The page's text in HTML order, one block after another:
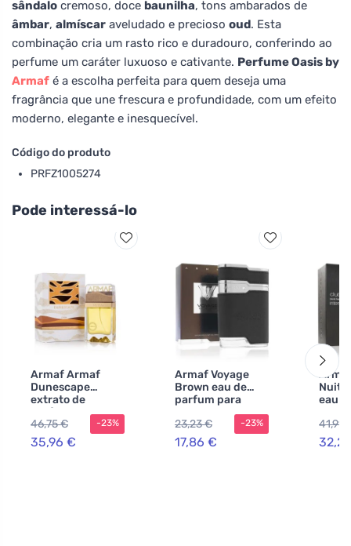
sândalo cremoso, doce baunilha, tons ambarados de
âmbar, almíscar aveludado e precioso oud. Esta
combinação cria um rasto rico e duradouro, conferindo ao
perfume um caráter luxuoso e cativante. Perfume Oasis by
Armaf é a escolha perfeita para quem deseja uma
fragrância que une frescura e profundidade, com um efeito
moderno, elegante e inesquecível.
Código do produto
PRFZ1005274
Pode interessá-lo
Armaf Armaf
Dunescape
extrato de
perfume
unissexo
46,75 €
35,96 €
-23%
Armaf Voyage
Brown eau de
parfum para
homens 100 ml
23,23 €
17,86 €
-23%
Nuit
eau
ml
41,91